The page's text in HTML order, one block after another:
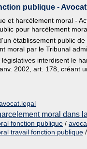
publique -
et harcèlement moral -
pour harcèlement
établissement public
moral par le Tribunal
interdisent le
2002, art. 178, créant
moral dans
fonction publique /
travail fonction publique /